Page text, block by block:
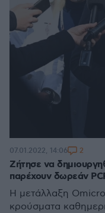
Ζήτησε να
παρέχουν δωρεάν
Η μετάλλαξη
κρούσματα
07.01.2022, 14:06 2